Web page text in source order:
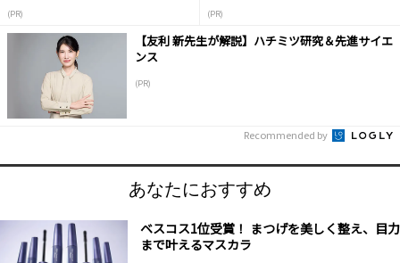
(PR) (PR)
【友利 新先生が解説】ハチミツ研究＆先進サイエ
ンス
(PR)
Recommended by
あなたにおすすめ
ベスコス1位受賞！ まつげを美しく整え、目力
まで叶えるマスカラ